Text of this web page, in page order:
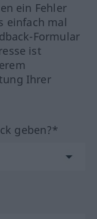
ein Fehler
einfach mal
Formular
ist
Ihrer
geben?*